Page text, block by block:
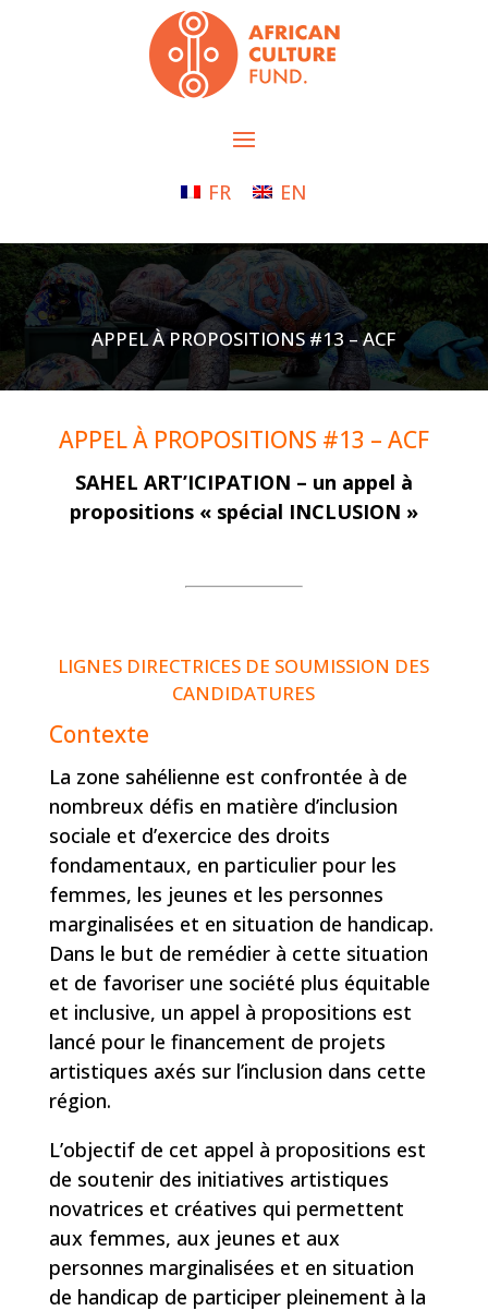
FR EN
APPEL À PROPOSITIONS #13 – ACF
APPEL À PROPOSITIONS #13 – ACF
SAHEL ART’ICIPATION – un appel à
propositions « spécial INCLUSION »
LIGNES DIRECTRICES DE SOUMISSION DES
CANDIDATURES
Contexte
La zone sahélienne est confrontée à de
nombreux défis en matière d’inclusion
sociale et d’exercice des droits
fondamentaux, en particulier pour les
femmes, les jeunes et les personnes
marginalisées et en situation de handicap.
Dans le but de remédier à cette situation
et de favoriser une société plus équitable
et inclusive, un appel à propositions est
lancé pour le financement de projets
artistiques axés sur l’inclusion dans cette
région.
L’objectif de cet appel à propositions est
de soutenir des initiatives artistiques
novatrices et créatives qui permettent
aux femmes, aux jeunes et aux
personnes marginalisées et en situation
de handicap de participer pleinement à la